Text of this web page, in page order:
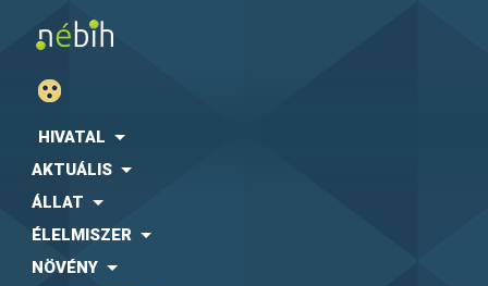
HIVATAL
AKTUÁLIS
ÁLLAT
ÉLELMISZER
NÖVÉNY